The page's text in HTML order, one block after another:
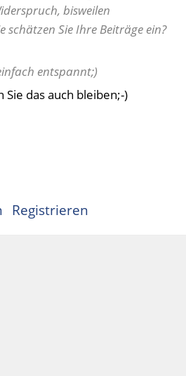
bisweilen
schätzen Sie Ihre Beiträge ein?
entspannt;)
Sie das auch bleiben;-)
Registrieren